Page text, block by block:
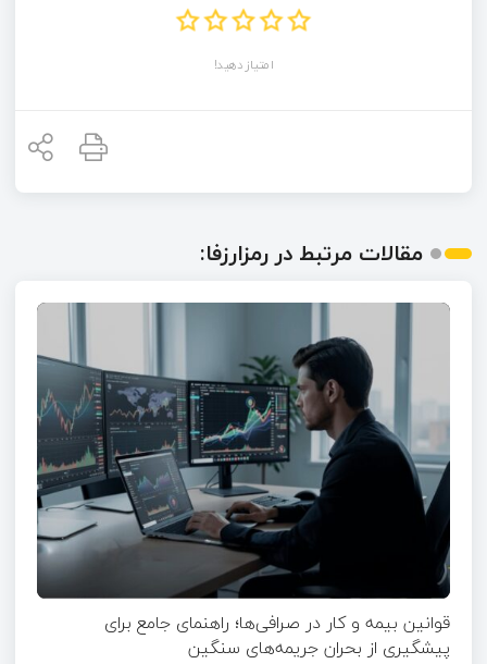
امتیاز دهید!
مقالات مرتبط در رمزارزفا:
قوانین بیمه و کار در صرافی‌ها؛ راهنمای جامع برای
پیشگیری از بحران جریمه‌های سنگین